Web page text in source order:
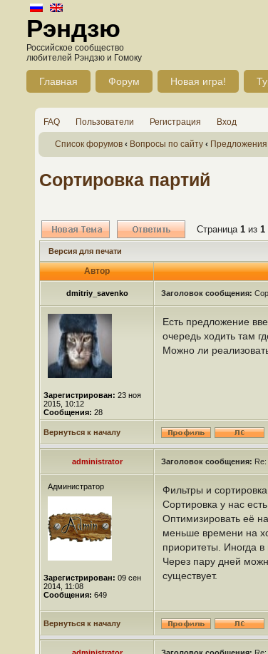
Рэндзю
Российское сообщество
любителей Рэндзю и Гомоку
Главная Форум Новая игра!
FAQ Пользователи Регистрация Вход
Список форумов ‹ Вопросы по сайту ‹ Предложения
Сортировка партий
Страница 1 из 1
Версия для печати
Автор
dmitriy_savenko Заголовок сообщения:
Зарегистрирован: 23 ноя
2015, 10:12
Сообщения: 28
Есть предложение
очередь ходить там
Можно ли
Вернуться к началу
administrator Заголовок сообщения:
Администратор
Зарегистрирован: 09 сен
2014, 11:08
Сообщения: 649
Фильтры и
Сортировка у нас
Оптимизировать её
меньше времени на
приоритеты. Иногда
Через пару дней
существует.
Вернуться к началу